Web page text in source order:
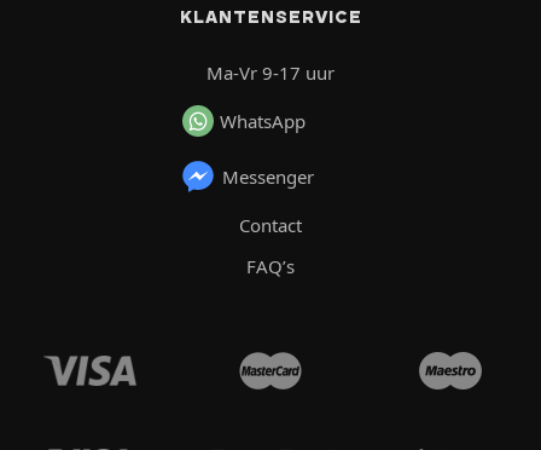
KLANTENSERVICE
Ma-Vr 9-17 uur
WhatsApp
Messenger
Contact
FAQ’s